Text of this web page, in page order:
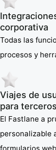
corporativa
Todas las
procesos y
Viajes de
para
El Fastlane a
personalizable
formularios